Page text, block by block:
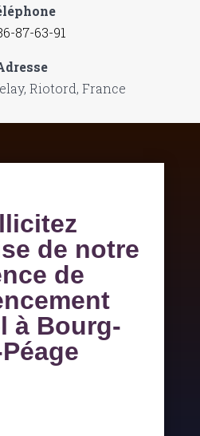
87-63-91
Riotord, France
de notre
de
à Bourg-